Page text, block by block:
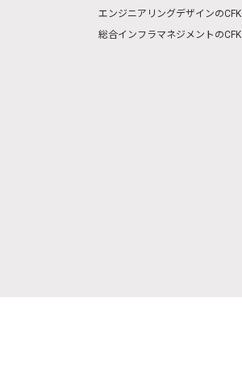
エンジニアリングデザインのCFK
総合インフラマネジメントのCFK